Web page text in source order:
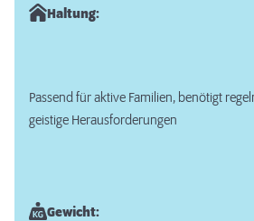
Haltung:
Passend für aktive Familien, benötigt
geistige Herausforderungen
Gewicht: